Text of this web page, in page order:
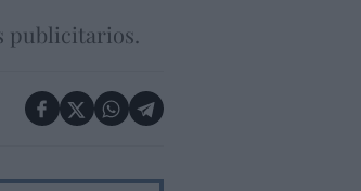
publicitarios.